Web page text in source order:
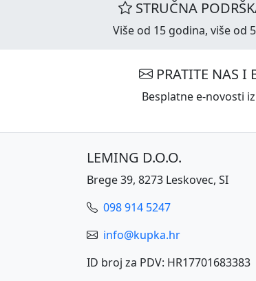
STRUČNA
Više od 15 godina, više od
PRATITE NAS I
Besplatne e-novosti
LEMING D.O.O.
Brege 39, 8273 Leskovec, SI
098 914 5247
info@kupka.hr
ID broj za PDV: HR17701683383